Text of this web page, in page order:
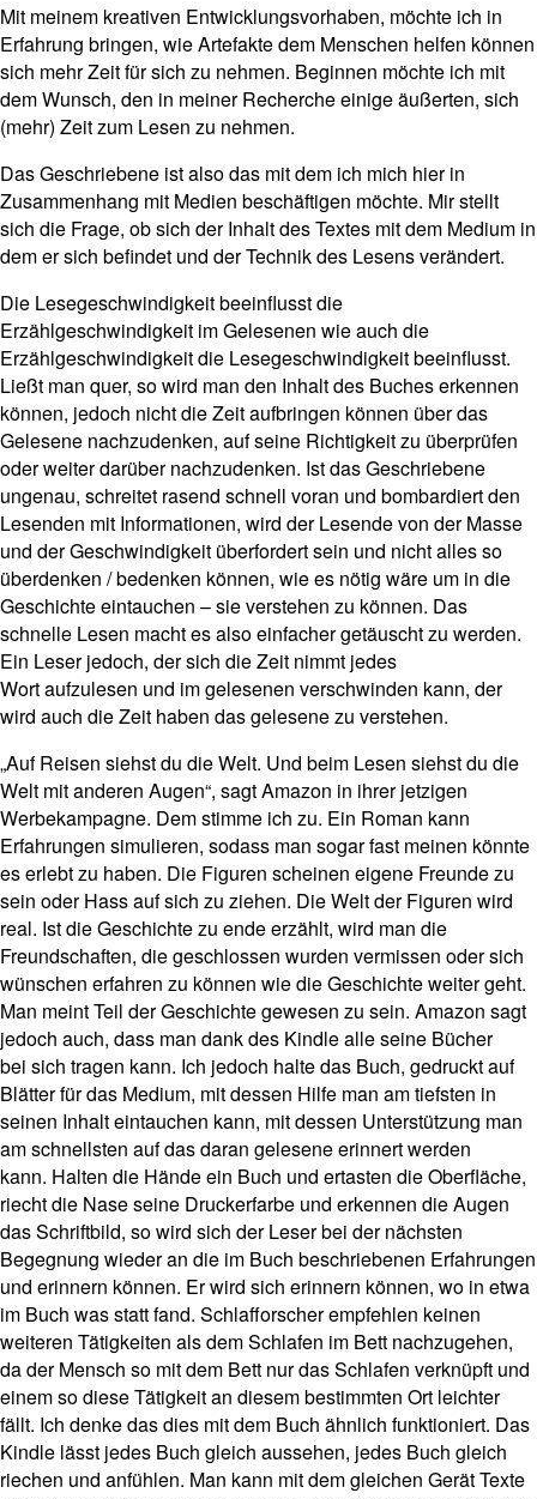
Mit meinem kreativen Entwicklungsvorhaben, möchte ich in
Erfahrung bringen, wie Artefakte dem Menschen helfen können
sich mehr Zeit für sich zu nehmen. Beginnen möchte ich mit
dem Wunsch, den in meiner Recherche einige äußerten, sich
(mehr) Zeit zum Lesen zu nehmen.
Das Geschriebene ist also das mit dem ich mich hier in
Zusammenhang mit Medien beschäftigen möchte. Mir stellt
sich die Frage, ob sich der Inhalt des Textes mit dem Medium in
dem er sich befindet und der Technik des Lesens verändert.
Die Lesegeschwindigkeit beeinflusst die
Erzählgeschwindigkeit im Gelesenen wie auch die
Erzählgeschwindigkeit die Lesegeschwindigkeit beeinflusst.
Ließt man quer, so wird man den Inhalt des Buches erkennen
können, jedoch nicht die Zeit aufbringen können über das
Gelesene nachzudenken, auf seine Richtigkeit zu überprüfen
oder weiter darüber nachzudenken. Ist das Geschriebene
ungenau, schreitet rasend schnell voran und bombardiert den
Lesenden mit Informationen, wird der Lesende von der Masse
und der Geschwindigkeit überfordert sein und nicht alles so
überdenken / bedenken können, wie es nötig wäre um in die
Geschichte eintauchen – sie verstehen zu können. Das
schnelle Lesen macht es also einfacher getäuscht zu werden.
Ein Leser jedoch, der sich die Zeit nimmt jedes
Wort aufzulesen und im gelesenen verschwinden kann, der
wird auch die Zeit haben das gelesene zu verstehen.
„Auf Reisen siehst du die Welt. Und beim Lesen siehst du die
Welt mit anderen Augen“, sagt Amazon in ihrer jetzigen
Werbekampagne. Dem stimme ich zu. Ein Roman kann
Erfahrungen simulieren, sodass man sogar fast meinen könnte
es erlebt zu haben. Die Figuren scheinen eigene Freunde zu
sein oder Hass auf sich zu ziehen. Die Welt der Figuren wird
real. Ist die Geschichte zu ende erzählt, wird man die
Freundschaften, die geschlossen wurden vermissen oder sich
wünschen erfahren zu können wie die Geschichte weiter geht.
Man meint Teil der Geschichte gewesen zu sein. Amazon sagt
jedoch auch, dass man dank des Kindle alle seine Bücher
bei sich tragen kann. Ich jedoch halte das Buch, gedruckt auf
Blätter für das Medium, mit dessen Hilfe man am tiefsten in
seinen Inhalt eintauchen kann, mit dessen Unterstützung man
am schnellsten auf das daran gelesene erinnert werden
kann. Halten die Hände ein Buch und ertasten die Oberfläche,
riecht die Nase seine Druckerfarbe und erkennen die Augen
das Schriftbild, so wird sich der Leser bei der nächsten
Begegnung wieder an die im Buch beschriebenen Erfahrungen
und erinnern können. Er wird sich erinnern können, wo in etwa
im Buch was statt fand. Schlafforscher empfehlen keinen
weiteren Tätigkeiten als dem Schlafen im Bett nachzugehen,
da der Mensch so mit dem Bett nur das Schlafen verknüpft und
einem so diese Tätigkeit an diesem bestimmten Ort leichter
fällt. Ich denke das dies mit dem Buch ähnlich funktioniert. Das
Kindle lässt jedes Buch gleich aussehen, jedes Buch gleich
riechen und anfühlen. Man kann mit dem gleichen Gerät Texte